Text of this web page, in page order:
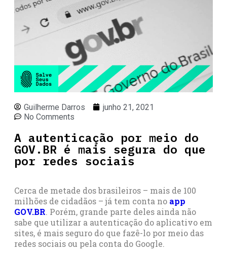
Guilherme Darros
junho 21, 2021
No Comments
A autenticação por meio do
GOV.BR é mais segura do que
por redes sociais
Cerca de metade dos brasileiros – mais de 100
milhões de cidadãos – já tem conta no app
GOV.BR. Porém, grande parte deles ainda não
sabe que utilizar a autenticação do aplicativo em
sites, é mais seguro do que fazê-lo por meio das
redes sociais ou pela conta do Google.